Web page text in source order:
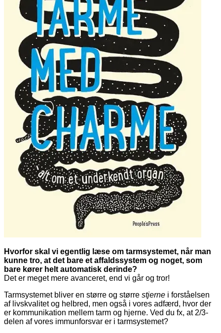
Hvorfor skal vi egentlig læse om tarmsystemet, når man
kunne tro, at det bare et affaldssystem og noget, som
bare kører helt automatisk derinde?
Det er meget mere avanceret, end vi går og tror!
Tarmsystemet bliver en større og større stjerne i forståelsen
af livskvalitet og helbred, men også i vores adfærd, hvor der
er kommunikation mellem tarm og hjerne. Ved du fx, at 2/3-
delen af vores immunforsvar er i tarmsystemet?